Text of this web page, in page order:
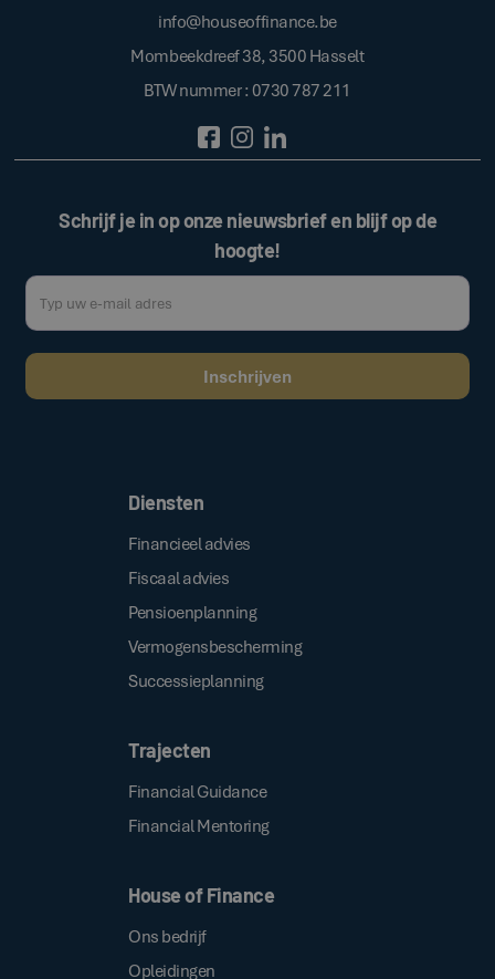
info@houseoffinance.be
Mombeekdreef 38, 3500 Hasselt
BTW nummer : 0730 787 211
Schrijf je in op onze nieuwsbrief en blijf op de
hoogte!
Diensten
Financieel advies
Fiscaal advies
Pensioenplanning
Vermogensbescherming
Successieplanning
Trajecten
Financial Guidance
Financial Mentoring
House of Finance
Ons bedrijf
Opleidingen